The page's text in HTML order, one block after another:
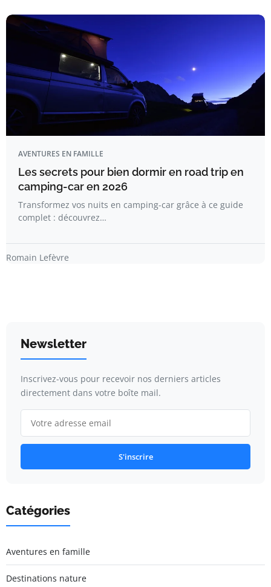
AVENTURES EN FAMILLE
Les secrets pour bien dormir en road trip en
camping-car en 2026
Transformez vos nuits en camping-car grâce à ce guide
complet : découvrez…
Romain Lefèvre
Newsletter
Inscrivez-vous pour recevoir nos derniers articles
directement dans votre boîte mail.
S'inscrire
Catégories
Aventures en famille
Destinations nature